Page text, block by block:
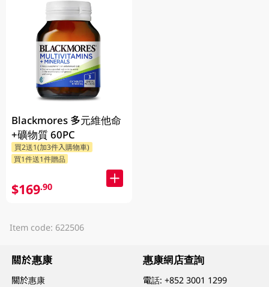
Blackmores 多元維他命
+礦物質 60PC
買2送1(加3件入購物車)
買1件送1件贈品
$169.90
Item code: 622506
關於惠康
關於惠康
惠康網店查詢
電話:+852 3001 1299